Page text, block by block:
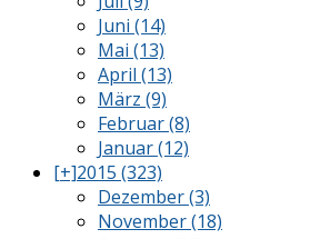
Juni (14)
Mai (13)
April (13)
März (9)
Februar (8)
Januar (12)
[+]2015 (323)
Dezember (3)
November (18)